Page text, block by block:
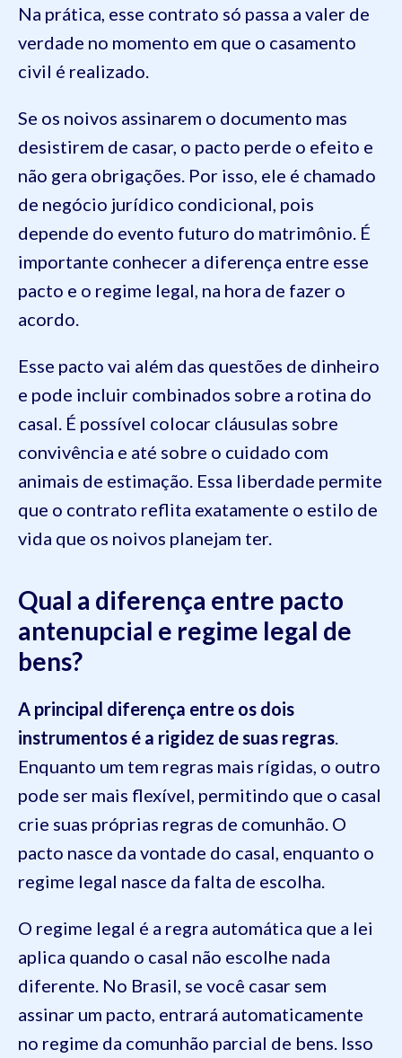
Na prática, esse contrato só passa a valer de
verdade no momento em que o casamento
civil é realizado.
Se os noivos assinarem o documento mas
desistirem de casar, o pacto perde o efeito e
não gera obrigações. Por isso, ele é chamado
de negócio jurídico condicional, pois
depende do evento futuro do matrimônio. É
importante conhecer a diferença entre esse
pacto e o regime legal, na hora de fazer o
acordo.
Esse pacto vai além das questões de dinheiro
e pode incluir combinados sobre a rotina do
casal. É possível colocar cláusulas sobre
convivência e até sobre o cuidado com
animais de estimação. Essa liberdade permite
que o contrato reflita exatamente o estilo de
vida que os noivos planejam ter.
Qual a diferença entre pacto
antenupcial e regime legal de
bens?
A principal diferença entre os dois
instrumentos é a rigidez de suas regras.
Enquanto um tem regras mais rígidas, o outro
pode ser mais flexível, permitindo que o casal
crie suas próprias regras de comunhão. O
pacto nasce da vontade do casal, enquanto o
regime legal nasce da falta de escolha.
O regime legal é a regra automática que a lei
aplica quando o casal não escolhe nada
diferente. No Brasil, se você casar sem
assinar um pacto, entrará automaticamente
no regime da comunhão parcial de bens. Isso